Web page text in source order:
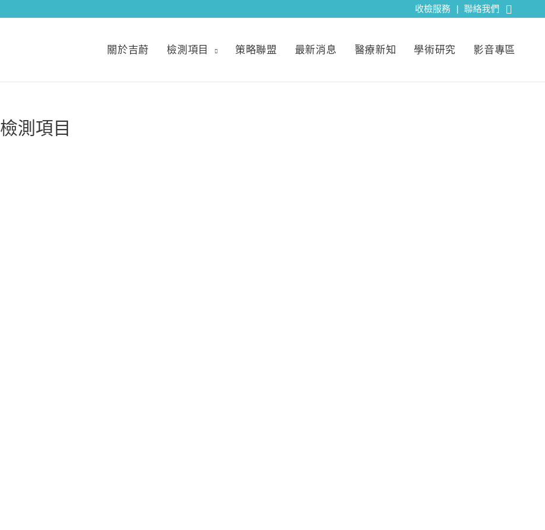
收檢服務 | 聯絡我們
關於吉蔚 檢測項目 策略聯盟 最新消息 醫療新知 學術研究 影音專區
檢測項目